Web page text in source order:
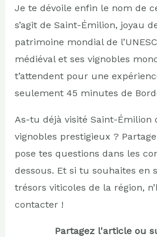
Je te dévoile enfin le nom de
s’agit de Saint-Émilion, joyau
patrimoine mondial de
médiéval et ses vignobles
t’attendent pour une
seulement 45 minutes de
As-tu déjà visité Saint-Émilion
vignobles prestigieux ?
pose tes questions dans les
dessous. Et si tu souhaites en
trésors viticoles de la région,
contacter !
Partagez l'article ou